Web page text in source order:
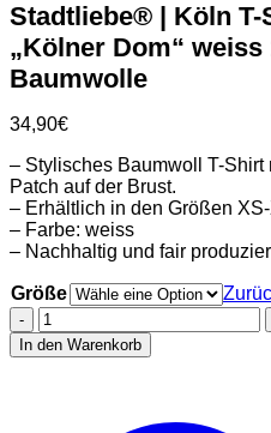
Stadtliebe® | Köln
„Kölner Dom“ weiss
Baumwolle
34,90€
– Stylisches Baumwoll T-
Patch auf der Brust.
– Erhältlich in den Größen
– Farbe: weiss
– Nachhaltig und fair
Größe
Stadtliebe®
|
Köln
In den Warenkorb